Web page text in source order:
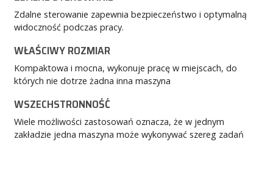
Zdalne sterowanie zapewnia bezpieczeństwo i optymalną
widoczność podczas pracy.
WŁAŚCIWY ROZMIAR
Kompaktowa i mocna, wykonuje pracę w miejscach, do
których nie dotrze żadna inna maszyna
WSZECHSTRONNOŚĆ
Wiele możliwości zastosowań oznacza, że w jednym
zakładzie jedna maszyna może wykonywać szereg zadań